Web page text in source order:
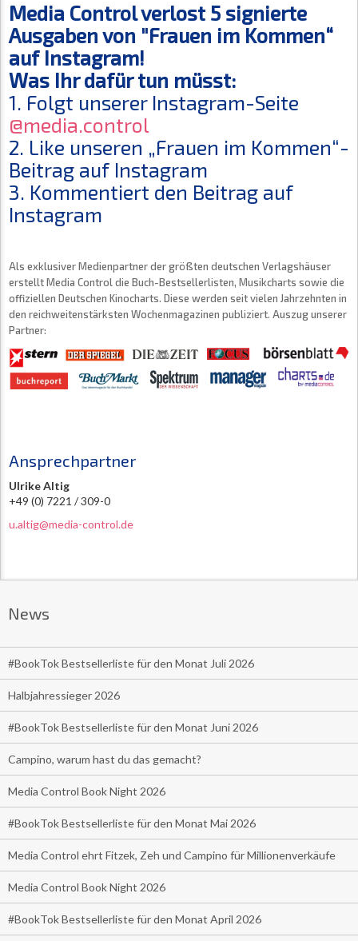
Media Control verlost 5 signierte
Ausgaben von "Frauen im Kommen“
auf Instagram!
Was Ihr dafür tun müsst:
1. Folgt unserer Instagram-Seite
@media.control
2. Like unseren „Frauen im Kommen“-
Beitrag auf Instagram
3. Kommentiert den Beitrag auf
Instagram
Als exklusiver Medienpartner der größten deutschen Verlagshäuser
erstellt Media Control die Buch-Bestsellerlisten, Musikcharts sowie die
offiziellen Deutschen Kinocharts. Diese werden seit vielen Jahrzehnten in
den reichweitenstärksten Wochenmagazinen publiziert. Auszug unserer
Partner:
Ansprechpartner
Ulrike Altig
+49 (0) 7221 / 309-0
u.altig@media-control.de
News
#BookTok Bestsellerliste für den Monat Juli 2026
Halbjahressieger 2026
#BookTok Bestsellerliste für den Monat Juni 2026
Campino, warum hast du das gemacht?
Media Control Book Night 2026
#BookTok Bestsellerliste für den Monat Mai 2026
Media Control ehrt Fitzek, Zeh und Campino für Millionenverkäufe
Media Control Book Night 2026
#BookTok Bestsellerliste für den Monat April 2026